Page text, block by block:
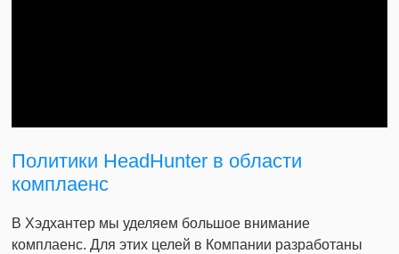
Политики HeadHunter в области
комплаенс
В Хэдхантер мы уделяем большое внимание
комплаенс. Для этих целей в Компании разработаны